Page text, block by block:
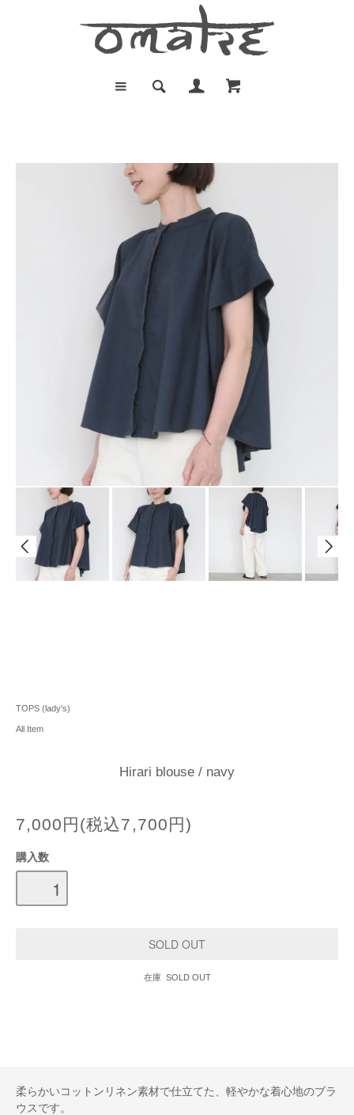
TOPS (lady's)
All Item
Hirari blouse / navy
7,000円(税込7,700円)
購入数
在庫 SOLD OUT
柔らかいコットンリネン素材で仕立てた、軽やかな着心地のブラ
ウスです。